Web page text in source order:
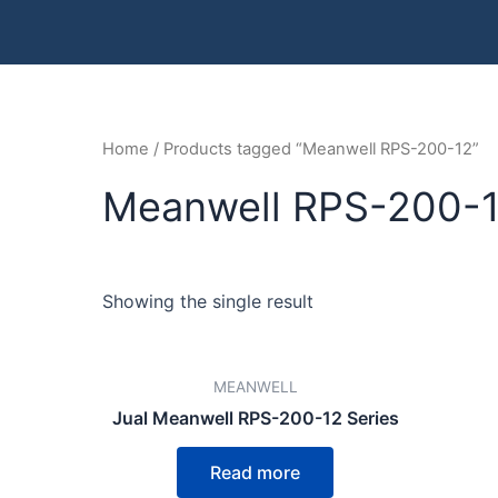
Home / Products tagged “Meanwell RPS-200-12”
Meanwell RPS-200-
Showing the single result
MEANWELL
Jual Meanwell RPS-200-12 Series
Read more